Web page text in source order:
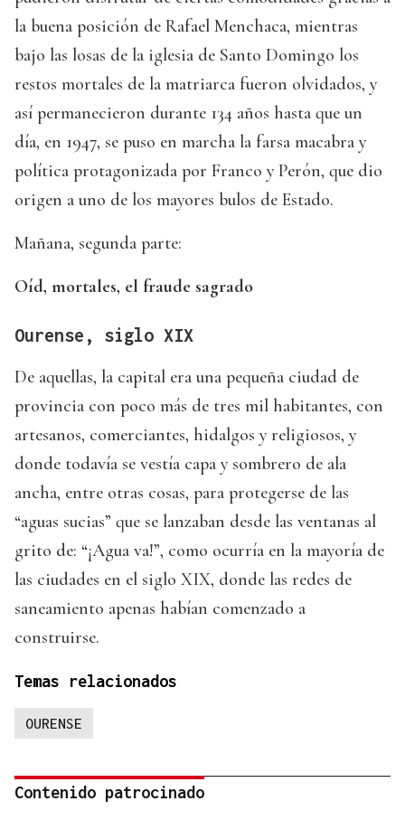
la buena posición de Rafael Menchaca, mientras
bajo las losas de la iglesia de Santo Domingo los
restos mortales de la matriarca fueron olvidados, y
así permanecieron durante 134 años hasta que un
día, en 1947, se puso en marcha la farsa macabra y
política protagonizada por Franco y Perón, que dio
origen a uno de los mayores bulos de Estado.
Mañana, segunda parte:
Oíd, mortales, el fraude sagrado
Ourense, siglo XIX
De aquellas, la capital era una pequeña ciudad de
provincia con poco más de tres mil habitantes, con
artesanos, comerciantes, hidalgos y religiosos, y
donde todavía se vestía capa y sombrero de ala
ancha, entre otras cosas, para protegerse de las
“aguas sucias” que se lanzaban desde las ventanas al
grito de: “¡Agua va!”, como ocurría en la mayoría de
las ciudades en el siglo XIX, donde las redes de
saneamiento apenas habían comenzado a
construirse.
Temas relacionados
OURENSE
Contenido patrocinado